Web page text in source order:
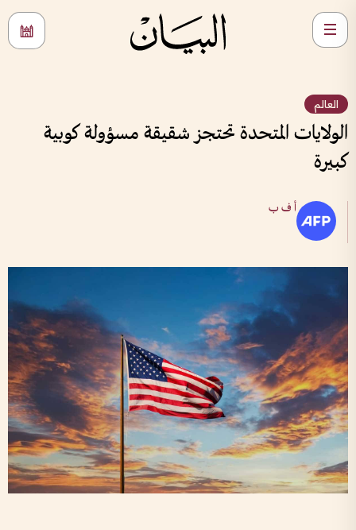
العالم
الولايات المتحدة تحتجز شقيقة مسؤولة كوبية
كبيرة
أ ف ب